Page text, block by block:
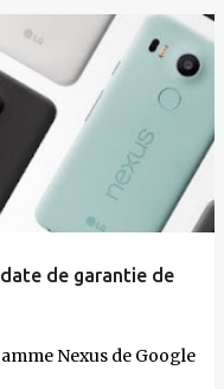
de garantie de
Nexus de Google